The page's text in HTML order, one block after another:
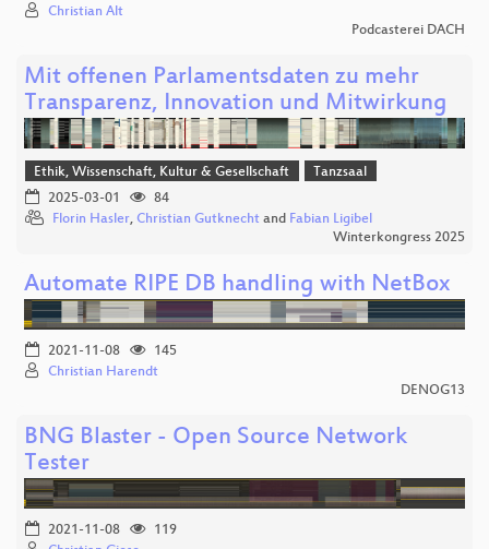
Christian Alt
Podcasterei DACH
Mit offenen Parlamentsdaten zu mehr
Transparenz, Innovation und Mitwirkung
Ethik, Wissenschaft, Kultur & Gesellschaft
Tanzsaal
2025-03-01
84
Florin Hasler, Christian Gutknecht and Fabian Ligibel
Winterkongress 2025
Automate RIPE DB handling with NetBox
2021-11-08
145
Christian Harendt
DENOG13
BNG Blaster - Open Source Network
Tester
2021-11-08
119